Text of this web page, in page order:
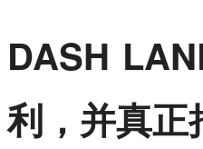
DASH
利，并真正